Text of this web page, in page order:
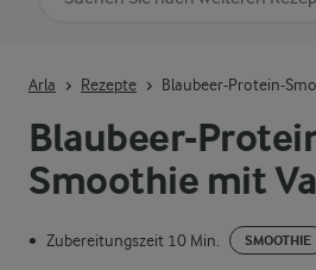
Blaubeer-
Smoothie mit
• Zubereitungszeit 10 Min. SMOOTHIE
Arla Rezepte Blaubeer-Protein-